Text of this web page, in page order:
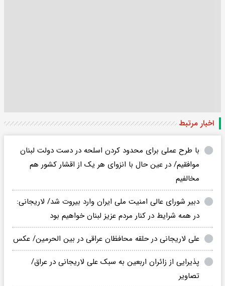
اخبار مرتبط
با طرح عملی برای محدود کردن اسلحه در دست دولت لبنان
موافقیم/ در عین حال با انزوای هر یک از اقشار کشور هم
مخالفیم
دبیر شورای عالی امنیت ملی ایران وارد بیروت شد/ لاریجانی:
در همه شرایط در کنار مردم عزیز لبنان خواهیم بود
علی لاریجانی در حلقه محافظان عراقی در بین الحرمین/ عکس
پذیرایی از زائران اربعین به سبک علی لاریجانی در عراق/
تصاویر